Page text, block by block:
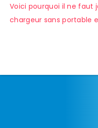
Navigation
de
Voici pourquoi il ne faut
chargeur sans portable